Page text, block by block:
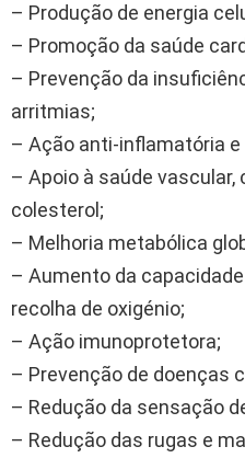
– Produção de energia
– Promoção da saúde
– Prevenção da
arritmias;
– Ação anti-inflamatória
– Apoio à saúde vascular,
colesterol;
– Melhoria metabólica
– Aumento da
recolha de oxigénio;
– Ação imunoprotetora;
– Prevenção de doenças
– Redução da sensação
– Redução das rugas e